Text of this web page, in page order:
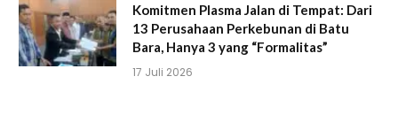
Komitmen Plasma Jalan di Tempat: Dari
13 Perusahaan Perkebunan di Batu
Bara, Hanya 3 yang “Formalitas”
17 Juli 2026